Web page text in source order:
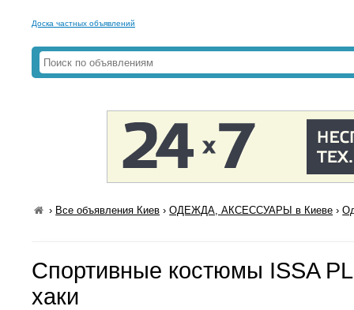
Доска частных объявлений
› Все объявления Киев ›ОДЕЖДА, АКСЕССУАРЫ в Киеве ›
Спортивные костюмы ISSA
хаки